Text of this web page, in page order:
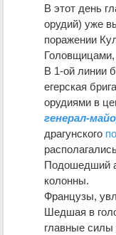
В этот день
орудий) уже
поражении
В 1-ой линии
егерская
орудиями в
генерал-
драгунского
Подошедший
колонны.
Французы,
Шедшая в
главные силы